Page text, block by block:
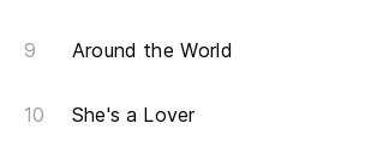
Around the World
She's a Lover